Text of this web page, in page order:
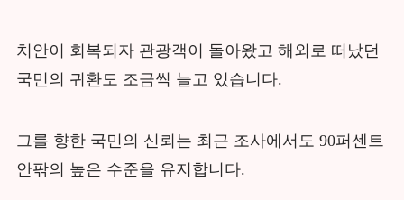
치안이 회복되자 관광객이 돌아왔고 해외로 떠났던
국민의 귀환도 조금씩 늘고 있습니다.
그를 향한 국민의 신뢰는 최근 조사에서도 90퍼센트
안팎의 높은 수준을 유지합니다.